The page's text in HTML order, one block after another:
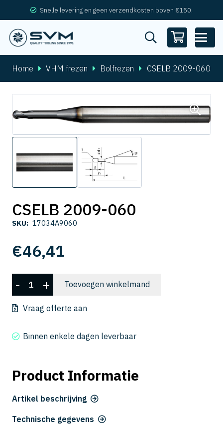
Snelle levering en geen verzendkosten boven €150.
Home VHM frezen Bolfrezen CSELB 2009-060
CSELB 2009-060
SKU: 17034A9060
€46,41
CSELB
2009-
060
- + Toevoegen winkelmand
Vraag offerte aan
Binnen enkele dagen leverbaar
Product Informatie
Artikel beschrijving
Technische gegevens